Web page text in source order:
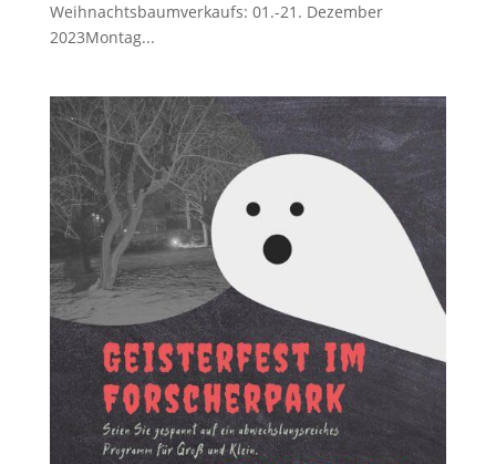
Weihnachtsbaumverkaufs: 01.-21. Dezember
2023Montag...